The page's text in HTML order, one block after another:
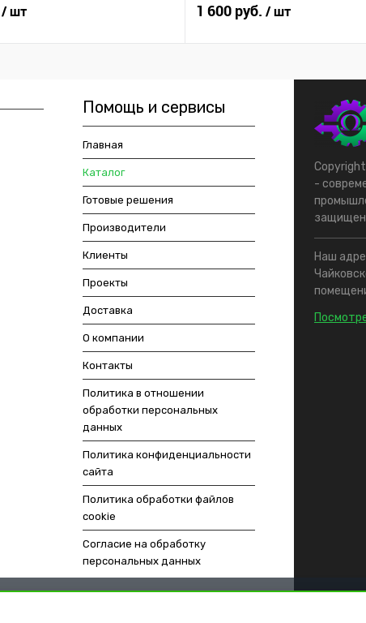
/ шт 1 600 руб. / шт
Помощь и сервисы
Главная
Каталог
Готовые решения
Производители
Клиенты
Проекты
Доставка
О компании
Контакты
Политика в отношении
обработки персональных
данных
Политика конфиденциальности
сайта
Политика обработки файлов
cookie
Согласие на обработку
персональных данных
-
Наш